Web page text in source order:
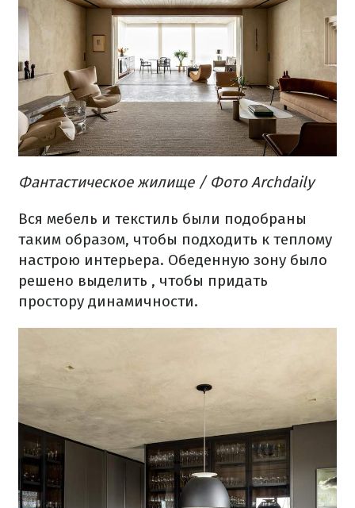
Фантастическое жилище/ Фото Archdaily
Вся мебель и текстиль были подобраны
таким образом, чтобы подходить к теплому
настрою интерьера. Обеденную зону было
решено выделить , чтобы придать
простору динамичности.